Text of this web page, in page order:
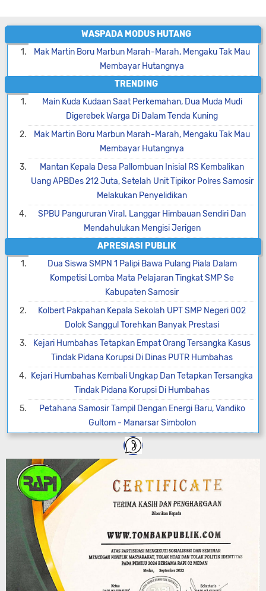
WASPADA MODUS HUTANG
Mak Martin Boru Marbun Marah-Marah, Mengaku Tak Mau
Membayar Hutangnya
TRENDING
Main Kuda Kudaan Saat Perkemahan, Dua Muda Mudi
Digerebek Warga Di Dalam Tenda Kuning
Mak Martin Boru Marbun Marah-Marah, Mengaku Tak Mau
Membayar Hutangnya
Mantan Kepala Desa Pallombuan Inisial RS Kembalikan
Uang APBDes 212 Juta, Setelah Unit Tipikor Polres Samosir
Melakukan Penyelidikan
SPBU Pangururan Viral. Langgar Himbauan Sendiri Dan
Mendahulukan Mengisi Jerigen
APRESIASI PUBLIK
Dua Siswa SMPN 1 Palipi Bawa Pulang Piala Dalam
Kompetisi Lomba Mata Pelajaran Tingkat SMP Se
Kabupaten Samosir
Kolbert Pakpahan Kepala Sekolah UPT SMP Negeri 002
Dolok Sanggul Torehkan Banyak Prestasi
Kejari Humbahas Tetapkan Empat Orang Tersangka Kasus
Tindak Pidana Korupsi Di Dinas PUTR Humbahas
Kejari Humbahas Kembali Ungkap Dan Tetapkan Tersangka
Tindak Pidana Korupsi Di Humbahas
Petahana Samosir Tampil Dengan Energi Baru, Vandiko
Gultom - Manarsar Simbolon